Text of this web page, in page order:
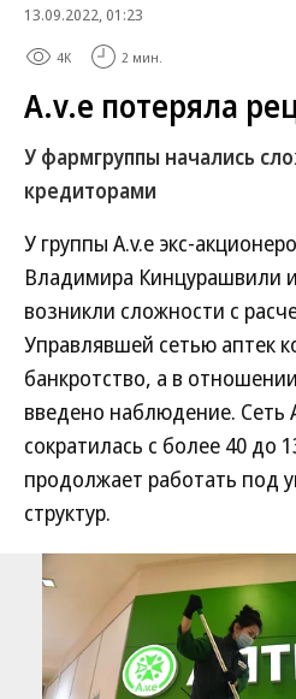
13.09.2022, 01:23
4K 2 мин.
A.v.e потеряла
У фармгруппы начались
кредиторами
У группы A.v.e экс-
Владимира Кинцурашвили
возникли сложности с
Управлявшей сетью аптек
банкротство, а в
введено наблюдение. Сеть
сократилась с более 40 до
продолжает работать под
структур.